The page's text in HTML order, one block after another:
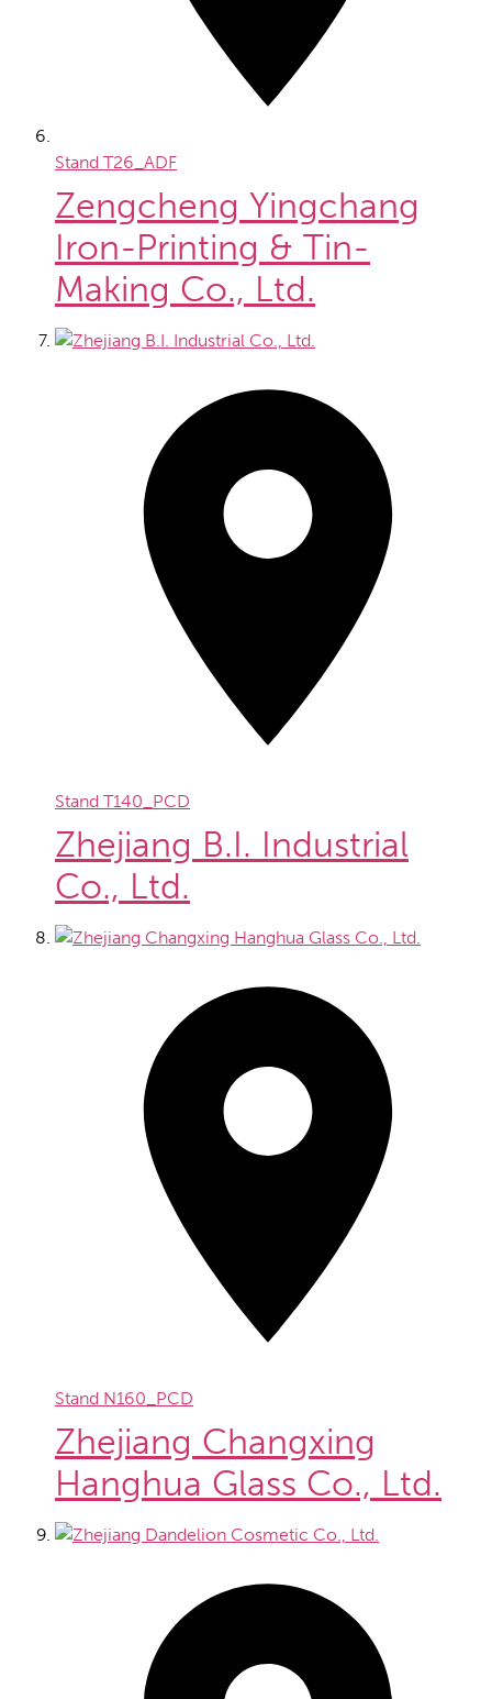
Stand T26_ADF
Zengcheng Yingchang
Iron-Printing & Tin-
Making Co., Ltd.
Stand T140_PCD
Zhejiang B.I. Industrial
Co., Ltd.
Stand N160_PCD
Zhejiang Changxing
Hanghua Glass Co., Ltd.